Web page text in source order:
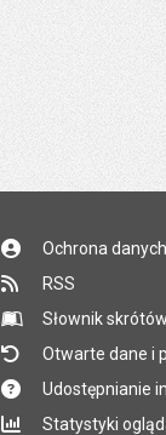
Ochrona
RSS
Słownik skrótów
Otwarte dane i
Udostępnianie
Statystyki